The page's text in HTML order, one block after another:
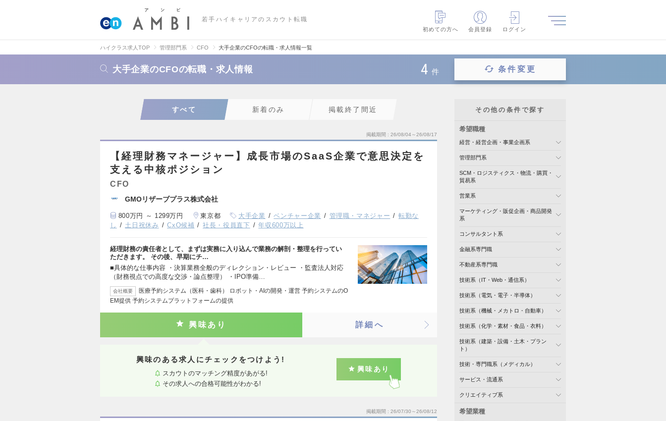
若手ハイキャリアのスカウト転職
初めての方へ
会員登録 ログイン
ハイクラス求人TOP 管理部門系 CFO 大手企業のCFOの転職・求人情報一覧
大手企業のCFOの転職・求人情報 4 件 条件変更
すべて 新着のみ 掲載終了間近
掲載期間 26/08/04～26/08/17
【経理財務マネージャー】成長市場のSaaS企業で意思決定を
支える中核ポジション
CFO
GMOリザーブプラス株式会社
800万円 ～ 1299万円 東京都 大手企業 ベンチャー企業 管理職・マネジャー
転勤な
し
土日祝休み CxO候補 社長・役員直下 年収600万以上
経理財務の責任者として、まずは実務に入り込んで業務の解剖・整理を行ってい
ただきます。 その後、早期にチ…
■具体的な仕事内容 ・決算業務全般のディレクション・レビュー ・監査法人対応
（財務視点での高度な交渉・論点整理） ・IPO準備…
会社概要
医療予約システム（医科・歯科） ロボット・AIの開発・運営 予約システムのO
EM提供 予約システムプラットフォームの提供
興味あり 詳細へ
興味のある求人にチェックをつけよう!
スカウトのマッチング精度があがる!
その求人への合格可能性がわかる!
興味あり
掲載期間 26/07/30～26/08/12
その他の条件で探す
希望職種
経営・経営企画・事業企画系
管理部門系
SCM・ロジスティクス・物流・購買・
貿易系
営業系
マーケティング・販促企画・商品開発
系
コンサルタント系
金融系専門職
不動産系専門職
技術系（IT・Web・通信系）
技術系（電気・電子・半導体）
技術系（機械・メカトロ・自動車）
技術系（化学・素材・食品・衣料）
技術系（建築・設備・土木・プラン
ト）
技術・専門職系（メディカル）
サービス・流通系
クリエイティブ系
希望業種